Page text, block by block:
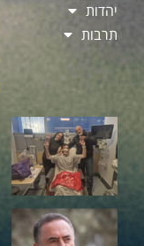
יהדות
תרבות